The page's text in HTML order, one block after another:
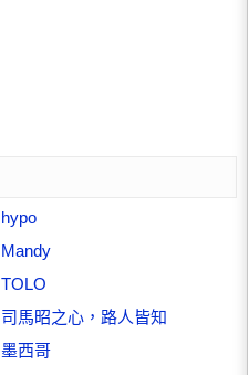
hypo
Mandy
TOLO
司馬昭之心，路人皆知
墨西哥